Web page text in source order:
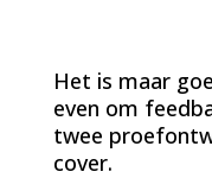
Het is maar
even om
twee
cover.